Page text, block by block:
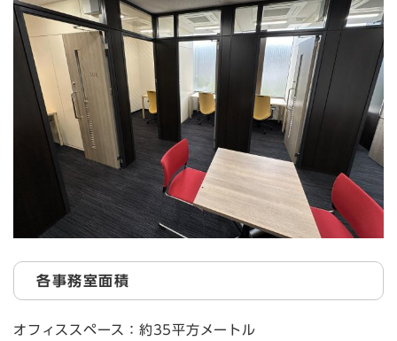
各事務室面積
オフィススペース：約35平方メートル